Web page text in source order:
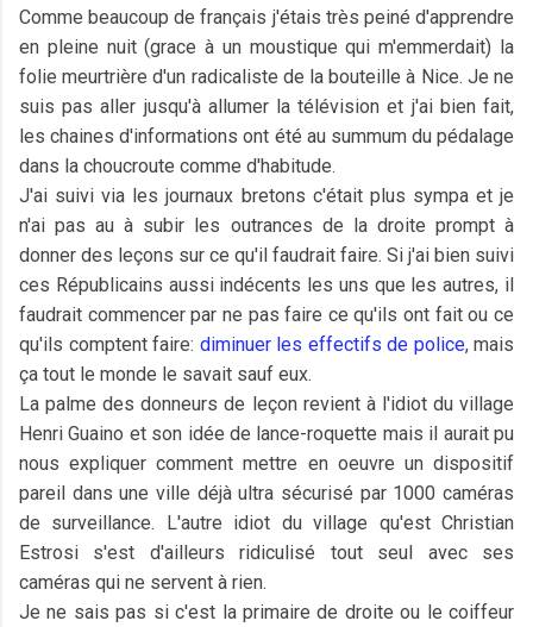
Comme beaucoup de français j'étais très peiné d'apprendre
en pleine nuit (grace à un moustique qui m'emmerdait) la
folie meurtrière d'un radicaliste de la bouteille à Nice. Je ne
suis pas aller jusqu'à allumer la télévision et j'ai bien fait,
les chaines d'informations ont été au summum du pédalage
dans la choucroute comme d'habitude.
J'ai suivi via les journaux bretons c'était plus sympa et je
n'ai pas au à subir les outrances de la droite prompt à
donner des leçons sur ce qu'il faudrait faire. Si j'ai bien suivi
ces Républicains aussi indécents les uns que les autres, il
faudrait commencer par ne pas faire ce qu'ils ont fait ou ce
qu'ils comptent faire: diminuer les effectifs de police, mais
ça tout le monde le savait sauf eux.
La palme des donneurs de leçon revient à l'idiot du village
Henri Guaino et son idée de lance-roquette mais il aurait pu
nous expliquer comment mettre en oeuvre un dispositif
pareil dans une ville déjà ultra sécurisé par 1000 caméras
de surveillance. L'autre idiot du village qu'est Christian
Estrosi s'est d'ailleurs ridiculisé tout seul avec ses
caméras qui ne servent à rien.
Je ne sais pas si c'est la primaire de droite ou le coiffeur